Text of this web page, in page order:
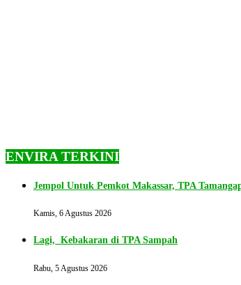
ENVIRA TERKINI
Jempol Untuk Pemkot Makassar, TPA
Kamis, 6 Agustus 2026
Lagi, Kebakaran di TPA Sampah
Rabu, 5 Agustus 2026